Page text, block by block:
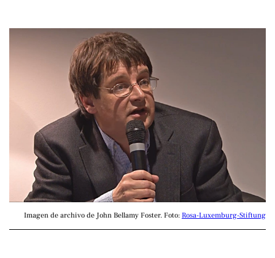
Imagen de archivo de John Bellamy Foster. Foto: Rosa-Luxemburg-Stiftung